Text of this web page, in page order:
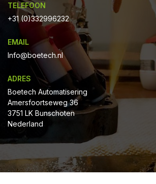
TELEFOON
+31 (0)332996232
EMAIL
Info@boetech.nl
ADRES
Boetech Automatisering
Amersfoortseweg 36
3751 LK Bunschoten
Nederland